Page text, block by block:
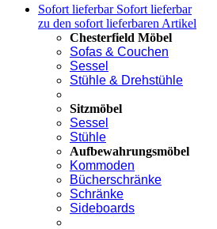
Sofort lieferbar Sofort lieferbar
zu den sofort lieferbaren Artikel
Chesterfield Möbel
Sofas & Couchen
Sessel
Stühle & Drehstühle
Sitzmöbel
Sessel
Stühle
Aufbewahrungsmöbel
Kommoden
Bücherschränke
Schränke
Sideboards